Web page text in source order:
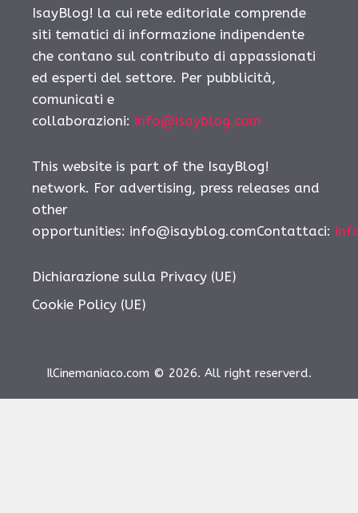
IsayBlog! la cui rete editoriale comprende
siti tematici di informazione indipendente
che contano sul contributo di appassionati
ed esperti del settore. Per pubblicità,
comunicati e
collaborazioni: info@isayblog.com
This website is part of the IsayBlog!
network. For advertising, press releases and
other
opportunities: info@isayblog.comContattaci:
Dichiarazione sulla Privacy (UE)
Cookie Policy (UE)
IlCinemaniaco.com © 2026. All right reserverd.